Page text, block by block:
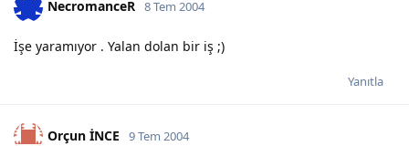
NecromanceR 8 Tem 2004
İşe yaramıyor . Yalan dolan bir iş ;)
Yanıtla
Orçun İNCE 9 Tem 2004